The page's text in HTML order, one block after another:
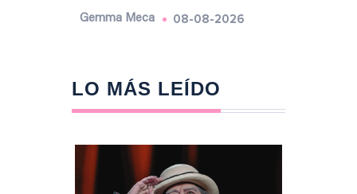
Gemma Meca 08-08-2026
LO MÁS LEÍDO